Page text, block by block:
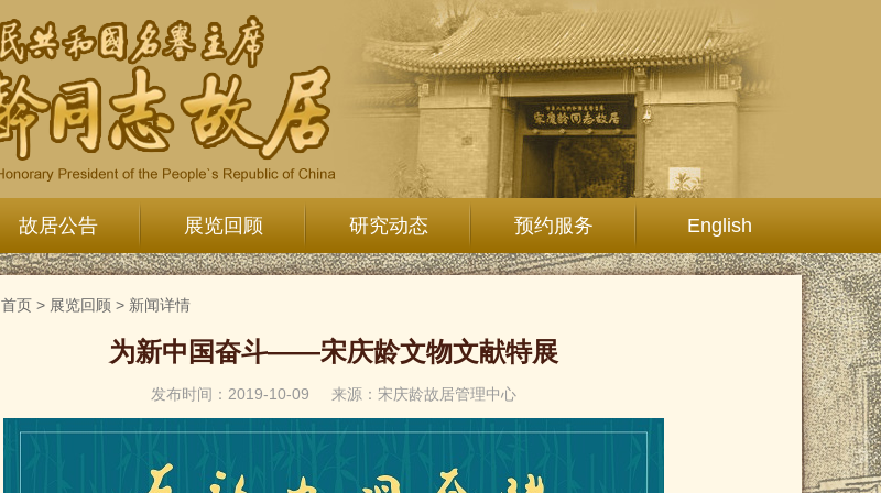
故居公告 展览回顾 研究动态 预约服务 English
首页 > 展览回顾 > 新闻详情
为新中国奋斗——宋庆龄文物文献特展
发布时间：2019-10-09 来源：宋庆龄故居管理中心